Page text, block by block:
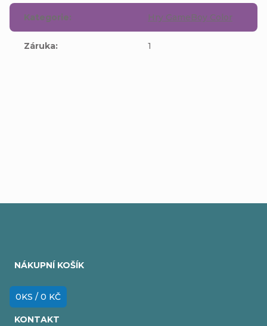
Kategorie: Hry GameBoy Color
Záruka: 1
NÁKUPNÍ KOŠÍK
0KS / 0 KČ
KONTAKT